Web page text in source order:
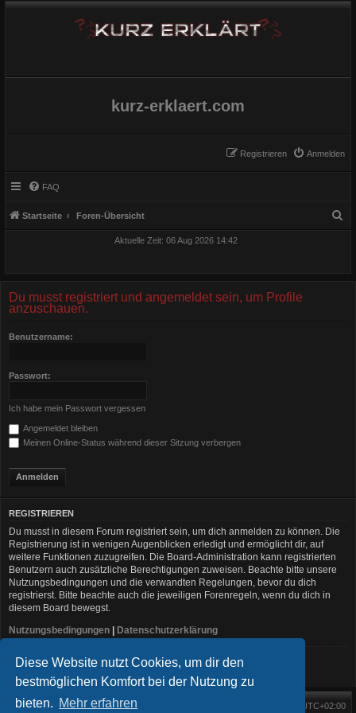
Diese Website nutzt Cookies, um dir den
bestmöglichen Komfort bei der Nutzung zu
bieten. Mehr erfahren
kurz-erklaert.com
Anmelden
Registrieren
FAQ
Startseite Foren-Übersicht
Aktuelle Zeit: 06 Aug 2026 14:42
Du musst registriert und angemeldet sein, um Profile
anzuschauen.
Benutzername:
Passwort:
Ich habe mein Passwort vergessen
Angemeldet bleiben
Meinen Online-Status während dieser Sitzung verbergen
REGISTRIEREN
Du musst in diesem Forum registriert sein, um dich anmelden zu können. Die
Registrierung ist in wenigen Augenblicken erledigt und ermöglicht dir, auf
weitere Funktionen zuzugreifen. Die Board-Administration kann registrierten
Benutzern auch zusätzliche Berechtigungen zuweisen. Beachte bitte unsere
Nutzungsbedingungen und die verwandten Regelungen, bevor du dich
registrierst. Bitte beachte auch die jeweiligen Forenregeln, wenn du dich in
diesem Board bewegst.
Nutzungsbedingungen | Datenschutzerklärung
Registrieren
Startseite Foren-Übersicht UTC+02:00